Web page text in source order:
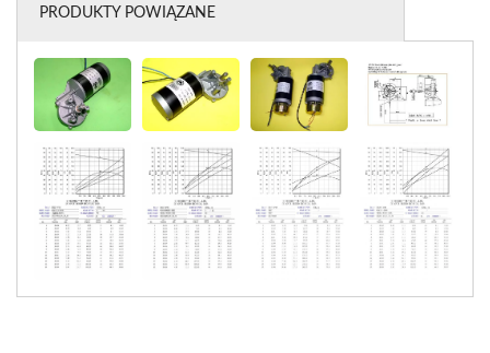
PRODUKTY POWIĄZANE